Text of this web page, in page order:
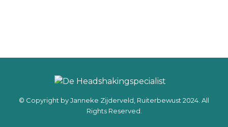
© Copyright by Janneke Zijderveld, Ruiterbewust 2024. All
Rights Reserved.